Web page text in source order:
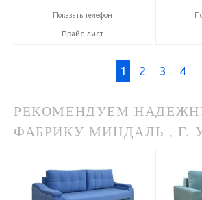
+7 (910) 652-89-53 Александра
Показать телефон
Прайс-лист
+7 (910)
1 2 3 4
РЕКОМЕНДУЕМ
ФАБРИКУ МИНДАЛЬ , Г.